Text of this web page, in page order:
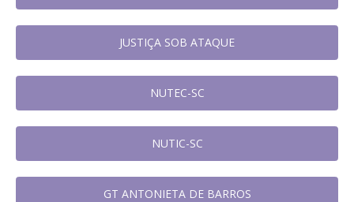
JUSTIÇA SOB ATAQUE
NUTEC-SC
NUTIC-SC
GT ANTONIETA DE BARROS